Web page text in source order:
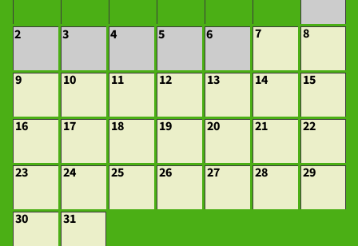
2 3 4 5 6 7 8
9 10 11 12 13 14 15
16 17 18 19 20 21 22
23 24 25 26 27 28 29
30 31